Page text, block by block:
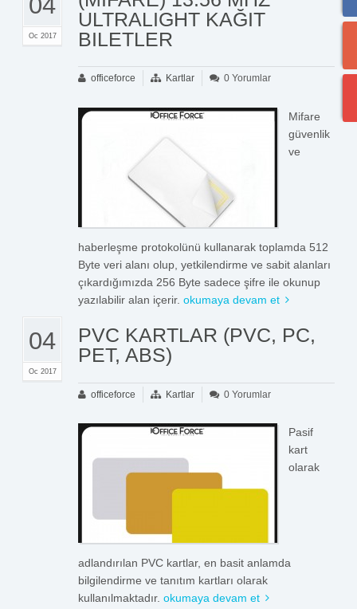
Oc 2017
ULTRALIGHT KAĞIT
BILETLER
officeforce Kartlar 0 Yorumlar
Mifare
güvenlik
ve
haberleşme protokolünü kullanarak toplamda 512
Byte veri alanı olup, yetkilendirme ve sabit alanları
çıkardığımızda 256 Byte sadece şifre ile okunup
yazılabilir alan içerir. okumaya devam et
04
Oc 2017
PVC KARTLAR (PVC, PC,
PET, ABS)
officeforce Kartlar 0 Yorumlar
Pasif
kart
olarak
adlandırılan PVC kartlar, en basit anlamda
bilgilendirme ve tanıtım kartları olarak
kullanılmaktadır. okumaya devam et